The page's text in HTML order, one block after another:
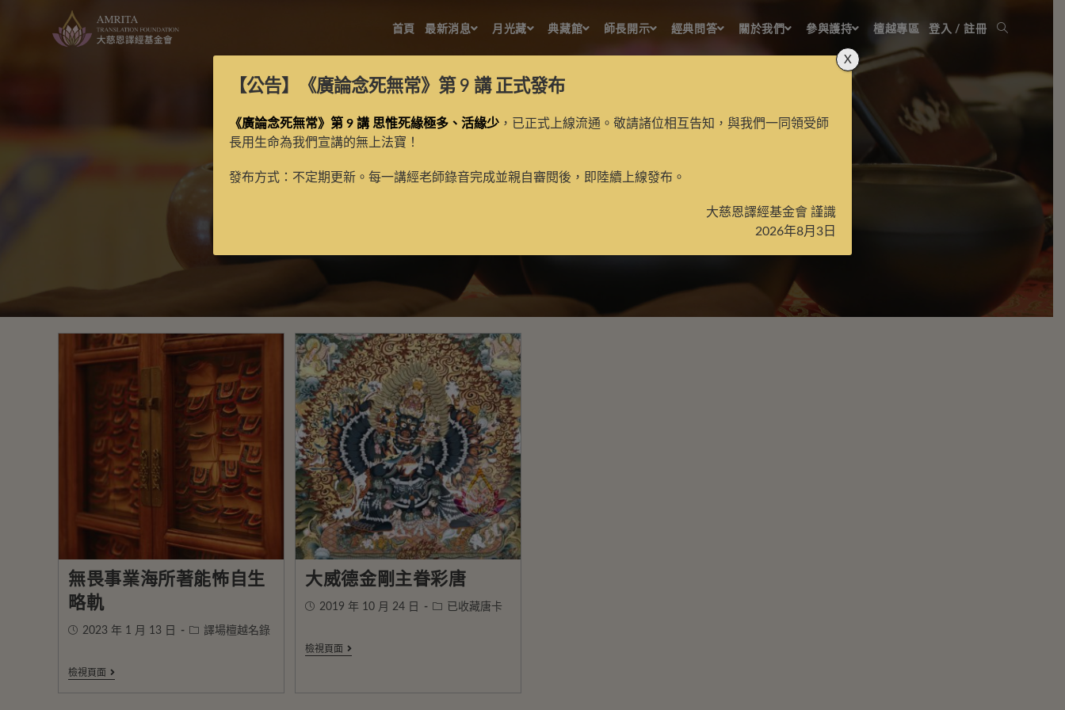
首頁 最新消息 月光藏 典藏館 師長開示 經典問答 關於我們 參與護持 檀越專區 登入 / 註冊
大威德
無畏事業海所著能怖自生
略軌
2023 年 1 月 13 日 譯場檀越名錄
檢視頁面
大威德金剛主眷彩唐
2019 年 10 月 24 日 已收藏唐卡
檢視頁面
【公告】 《廣論念死無常》第 9 講正式發布
《廣論念死無常》第 9 講 思惟死緣極多、活緣少，已正式上線流通。敬請諸位相互告知，與我們一同領受師
長用生命為我們宣講的無上法寶！
發布方式：不定期更新。每一講經老師錄音完成並親自審閱後，即陸續上線發布。
大慈恩譯經基金會 謹識
2026年8月3日
X